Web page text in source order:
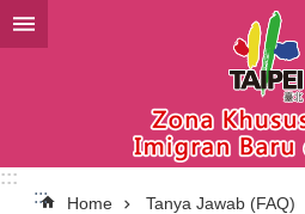
Lompat ke blok konten utama
:::
:::
Home Tanya Jawab (FAQ)